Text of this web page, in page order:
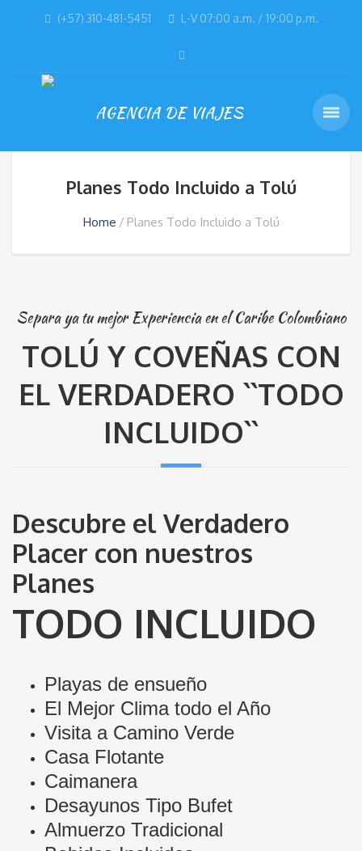
(+57) 310-481-5451 L-V 07:00 a.m. / 19:00 p.m.
Planes Todo Incluido a Tolú
Home Planes Todo Incluido a Tolú
Separa ya tu mejor Experiencia en el Caribe Colombiano
TOLÚ Y COVEÑAS CON
EL VERDADERO ``TODO
INCLUIDO``
Descubre el Verdadero
Placer con nuestros
Planes
TODO INCLUIDO
Playas de ensueño
El Mejor Clima todo el Año
Visita a Camino Verde
Casa Flotante
Caimanera
Desayunos Tipo Bufet
Almuerzo Tradicional